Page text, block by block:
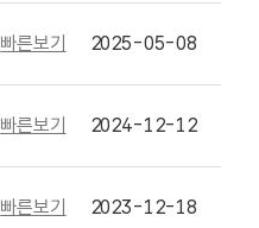
빠른보기 2025-05-08
빠른보기 2024-12-12
빠른보기 2023-12-18